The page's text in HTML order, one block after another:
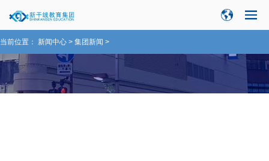
当前位置： 新闻中心 > 集团新闻 >